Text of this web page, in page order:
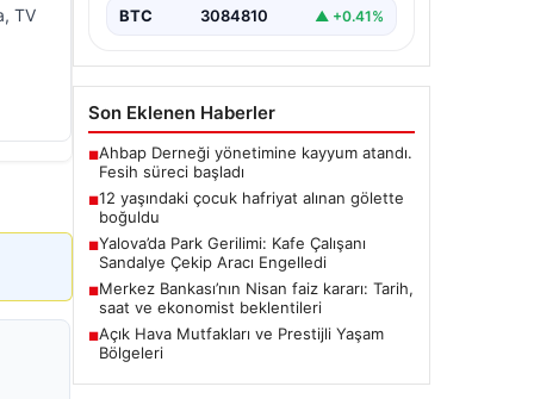
TV
BTC 3084810 ▲ +0.41%
Son Eklenen Haberler
■Ahbap Derneği yönetimine kayyum atandı.
Fesih süreci başladı
■12 yaşındaki çocuk hafriyat alınan gölette
boğuldu
■Yalova’da Park Gerilimi: Kafe Çalışanı
Sandalye Çekip Aracı Engelledi
■Merkez Bankası’nın Nisan faiz kararı: Tarih,
saat ve ekonomist beklentileri
■Açık Hava Mutfakları ve Prestijli Yaşam
Bölgeleri